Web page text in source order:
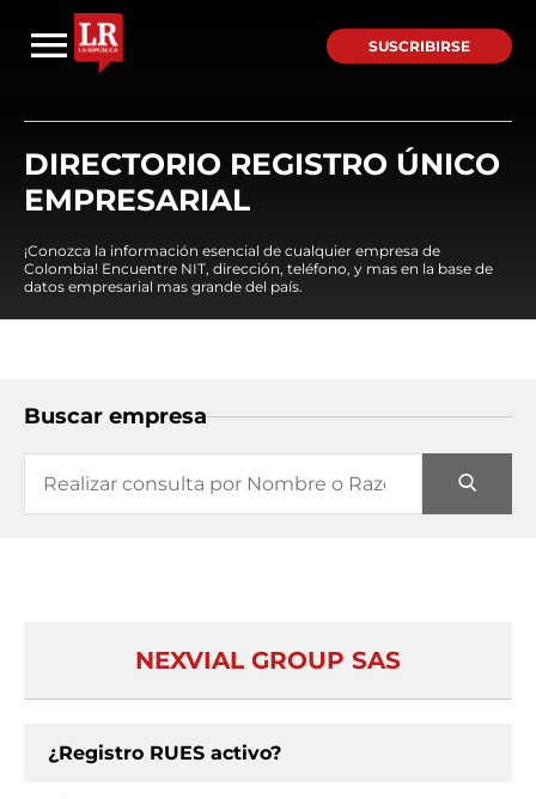
SUSCRIBIRSE
DIRECTORIO REGISTRO ÚNICO
EMPRESARIAL
¡Conozca la información esencial de cualquier empresa de
Colombia! Encuentre NIT, dirección, teléfono, y mas en la base de
datos empresarial mas grande del país.
Buscar empresa
NEXVIAL GROUP SAS
¿Registro RUES activo?